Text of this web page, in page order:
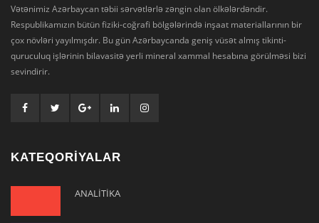
Vətənimiz Azərbaycan təbii sərvətlərlə zəngin olan ölkələrdəndir.
Respublikamızın bütün fiziki-coğrafi bölgələrində inşaat materiallarının bir
çox növləri yayılmışdır. Bu gün Azərbaycanda geniş vüsət almış tikinti-
quruculuq işlərinin bilavasitə yerli mineral xammal hesabına görülməsi bizi
sevindirir.
KATEQORİYALAR
ANALİTİKA